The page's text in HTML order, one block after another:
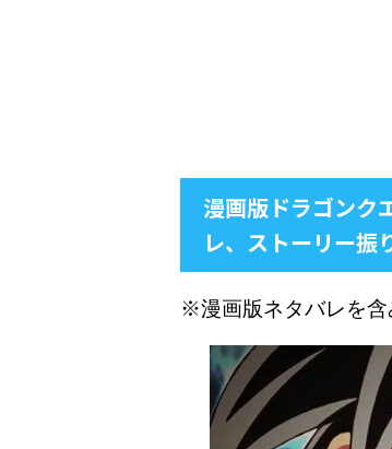
漫画版ドラゴンク
レ、ストーリー振
※漫画版ネタバレを含